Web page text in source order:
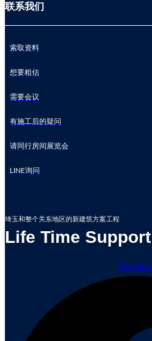
联系我们
索取资料
想要粗估
需要会议
有施工后的疑问
请同行房间展览会
LINE询问
埼玉和整个关东地区的新建筑方案工程
Life Time Support